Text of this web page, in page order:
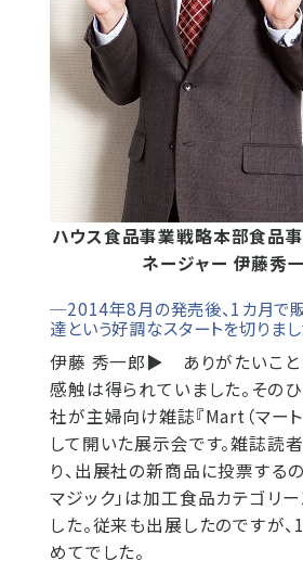
ハウス食品事業戦略本部食品
ネージャー 伊藤秀
─2014年8月の発売後、1カ月で
達という好調なスタートを切りまし
伊藤 秀一郎▶ ありがたいこ
感触は得られていました。その
社が主婦向け雑誌『Mart（マート
して開いた展示会です。雑誌読
り、出展社の新商品に投票するの
マジック」は加工食品カテゴリ
した。従来も出展したのですが
めてでした。